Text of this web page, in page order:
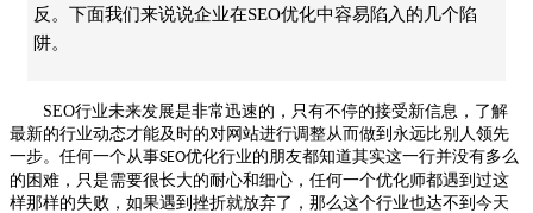
反。下面我们来说说企业在SEO优化中容易陷入的几个陷
阱。
SEO行业未来发展是非常迅速的，只有不停的接受新信息，了解
最新的行业动态才能及时的对网站进行调整从而做到永远比别人领先
一步。任何一个从事SEO优化行业的朋友都知道其实这一行并没有多么
的困难，只是需要很长大的耐心和细心，任何一个优化师都遇到过这
样那样的失败，如果遇到挫折就放弃了，那么这个行业也达不到今天